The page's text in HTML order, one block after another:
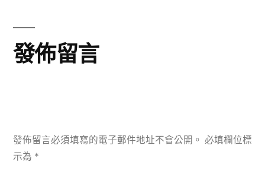
發佈留言
發佈留言必須填寫的電子郵件地址不會公開。 必填欄位標
示為 *